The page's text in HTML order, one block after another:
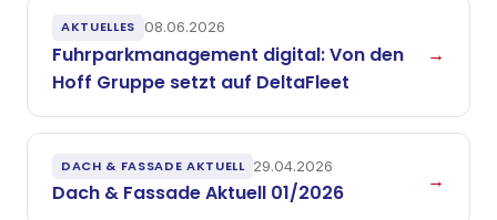
AKTUELLES 08.06.2026
Fuhrparkmanagement digital: Von den
Hoff Gruppe setzt auf DeltaFleet
→
DACH & FASSADE AKTUELL 29.04.2026
Dach & Fassade Aktuell 01/2026
→